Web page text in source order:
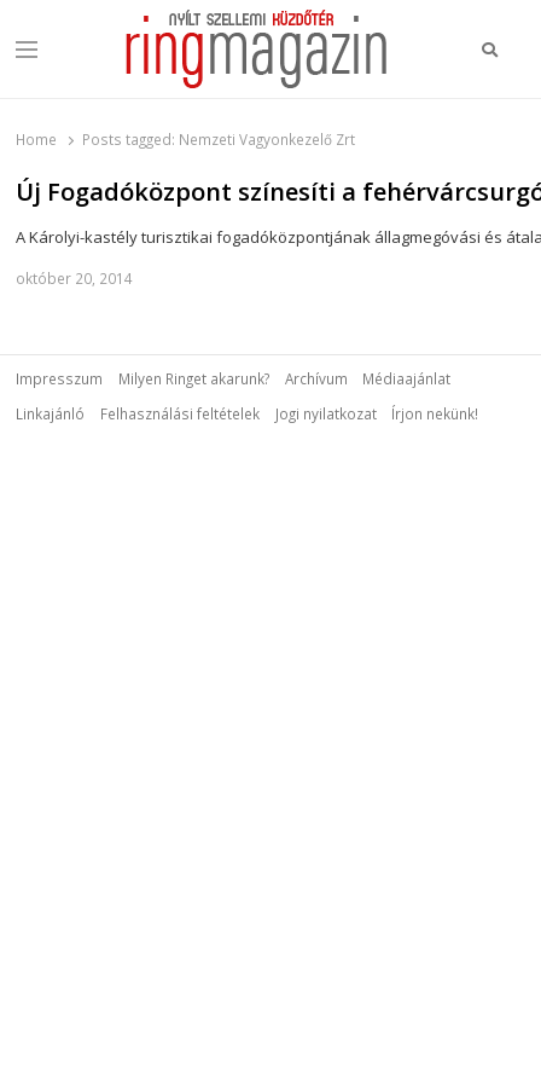
Menu
Home Posts tagged: Nemzeti Vagyonkezelő Zrt
Új Fogadóközpont színesíti a
A Károlyi-kastély turisztikai fogadóközpontjának állagmegóvási és
október 20, 2014
Impresszum Milyen Ringet akarunk? Archívum
Médiaajánlat
Linkajánló
Felhasználási feltételek Jogi nyilatkozat Írjon nekünk!